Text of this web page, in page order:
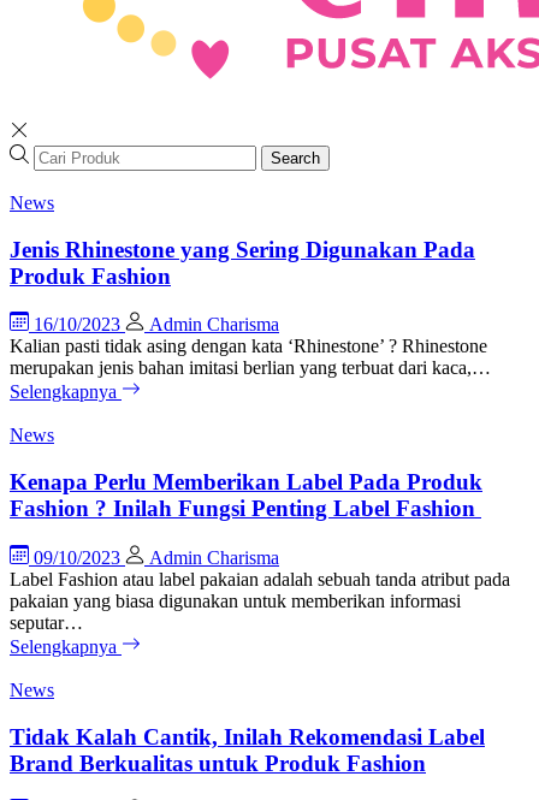
Search
News
Jenis Rhinestone yang Sering Digunakan Pada
Produk Fashion
16/10/2023
Admin Charisma
Kalian pasti tidak asing dengan kata ‘Rhinestone’ ? Rhinestone
merupakan jenis bahan imitasi berlian yang terbuat dari kaca,…
Selengkapnya
News
Kenapa Perlu Memberikan Label Pada Produk
Fashion ? Inilah Fungsi Penting Label Fashion
09/10/2023
Admin Charisma
Label Fashion atau label pakaian adalah sebuah tanda atribut pada
pakaian yang biasa digunakan untuk memberikan informasi
seputar…
Selengkapnya
News
Tidak Kalah Cantik, Inilah Rekomendasi Label
Brand Berkualitas untuk Produk Fashion